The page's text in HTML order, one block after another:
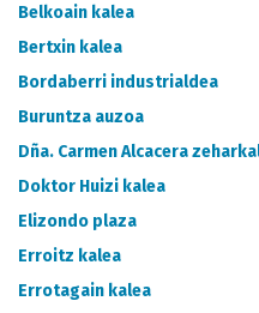
Belkoain kalea
Bertxin kalea
Bordaberri industrialdea
Buruntza auzoa
Dña. Carmen Alcacera
Doktor Huizi kalea
Elizondo plaza
Erroitz kalea
Errotagain kalea